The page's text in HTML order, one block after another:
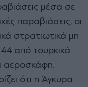
μέσα σε
παραβιάσεις, οι
στρατιωτικά μη
από τουρκικά
αεροσκάφη.
ότι η Άγκυρα